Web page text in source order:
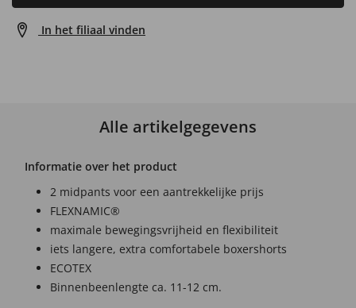
In het filiaal vinden
Alle artikelgegevens
Informatie over het product
2 midpants voor een aantrekkelijke prijs
FLEXNAMIC®
maximale bewegingsvrijheid en flexibiliteit
iets langere, extra comfortabele boxershorts
ECOTEX
Binnenbeenlengte ca. 11-12 cm.